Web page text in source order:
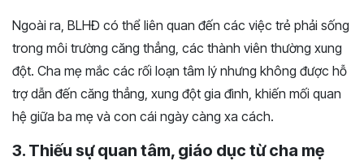
Ngoài ra, BLHĐ có thể liên quan đến các việc trẻ phải sống
trong môi trường căng thẳng, các thành viên thường xung
đột. Cha mẹ mắc các rối loạn tâm lý nhưng không được hỗ
trợ dẫn đến căng thẳng, xung đột gia đình, khiến mối quan
hệ giữa ba mẹ và con cái ngày càng xa cách.
3. Thiếu sự quan tâm, giáo dục từ cha mẹ